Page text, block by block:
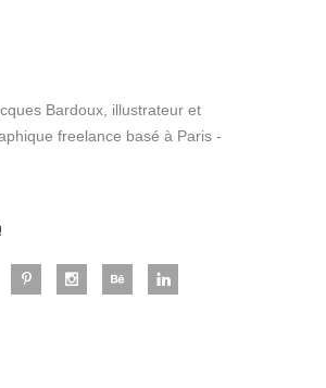
Bardoux, illustrateur et
freelance basé à Paris -